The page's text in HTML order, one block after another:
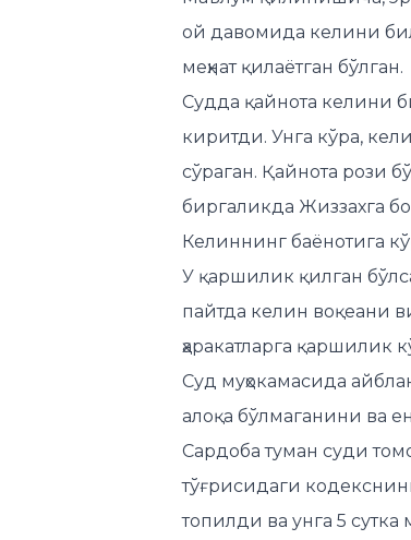
Судда қайнота келини
киритди. Унга кўра,
сўраган. Қайнота рози
биргаликда Жиззахга
Келиннинг баёнотига
У қаршилик қилган
пайтда келин воқеани
ҳаракатларга қаршилик
Суд муҳокамасида
алоқа бўлмаганини ва
Сардоба туман суди
тўғрисидаги
топилди ва унга 5
Бизни ижтимоий